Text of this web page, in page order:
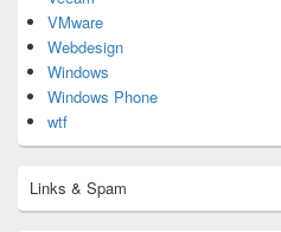
VMware
Webdesign
Windows
Windows Phone
wtf
Links & Spam